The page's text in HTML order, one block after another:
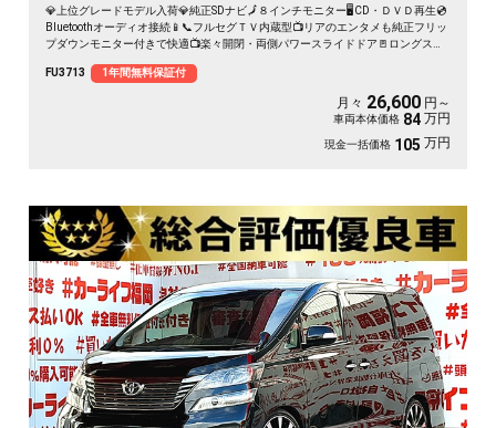
💎上位グレードモデル入荷💎純正SDナビ🗾８インチモニター🖥️CD・ＤＶＤ再生💿
Bluetoothオーディオ接続📱📞フルセグＴＶ内蔵型📺リアのエンタメも純正フリッ
プダウンモニター付きで快適📺楽々開閉・両側パワースライドドア🚪ロングスラ
新品タイヤ装着🛞🚗
FU3713 1年間無料保証付
月々 26,600 円～
車両本体価格 84 万円
現金一括価格 105 万円